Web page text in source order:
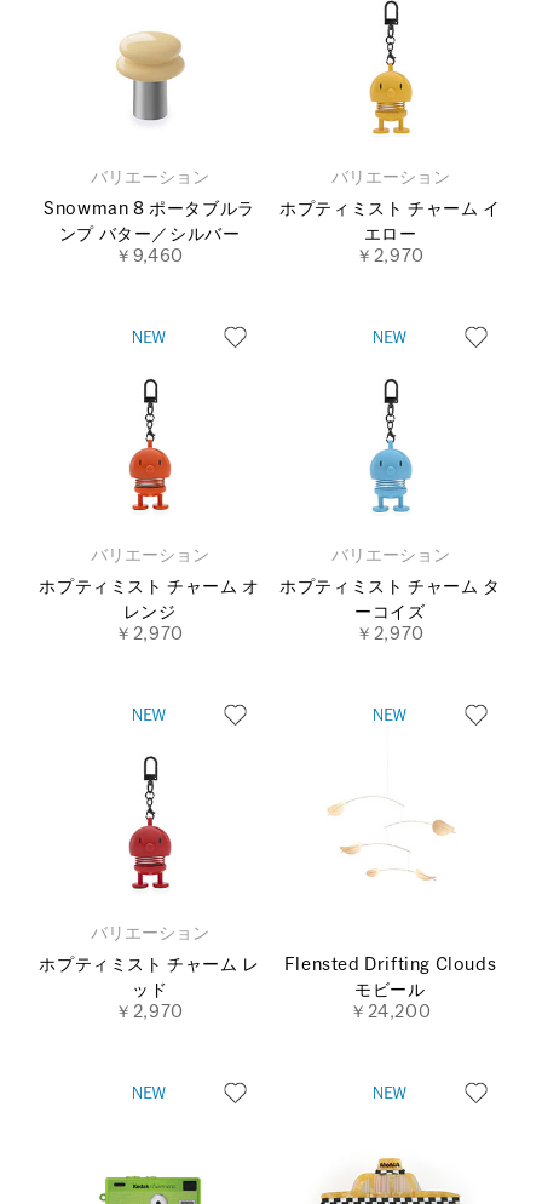
バリエーション
Snowman 8 ポータブルラ
ンプ バター／シルバー
￥9,460
バリエーション
ホプティミスト チャーム イ
エロー
￥2,970
バリエーション
ホプティミスト チャーム オ
レンジ
￥2,970
バリエーション
ホプティミスト チャーム タ
ーコイズ
￥2,970
バリエーション
ホプティミスト チャーム レ
ッド
￥2,970
Flensted Drifting Clouds
モビール
￥24,200